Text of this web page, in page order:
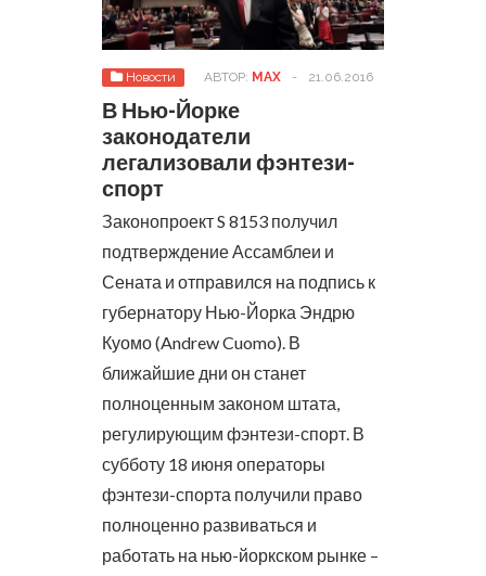
Новости АВТОР: MAX - 21.06.2016
В Нью-Йорке
законодатели
легализовали фэнтези-
спорт
Законопроект S 8153 получил
подтверждение Ассамблеи и
Сената и отправился на подпись к
губернатору Нью-Йорка Эндрю
Куомо (Andrew Cuomo). В
ближайшие дни он станет
полноценным законом штата,
регулирующим фэнтези-спорт. В
субботу 18 июня операторы
фэнтези-спорта получили право
полноценно развиваться и
работать на нью-йоркском рынке –